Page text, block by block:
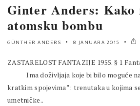
Ginter Anders: Kako
atomsku bombu
GÜNTHER ANDERS 8 JANUARA 2015
ZASTARELOST FANTAZIJE 1955. § 1
Ima doživljaja koje bi bilo moguće
kratkim spojevima”: trenutaka u kojima
umetničke..